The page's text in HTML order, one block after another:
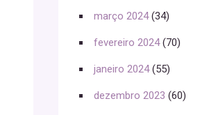
março 2024(34)
fevereiro 2024(70)
janeiro 2024(55)
dezembro 2023 (60)